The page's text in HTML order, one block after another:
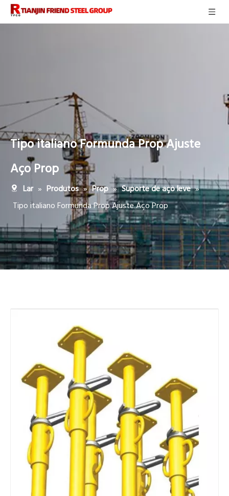
Tipo italiano Formunda Prop Ajuste
Aço Prop
Lar » Produtos » Prop » Suporte de aço leve »
Tipo italiano Formunda Prop Ajuste Aço Prop